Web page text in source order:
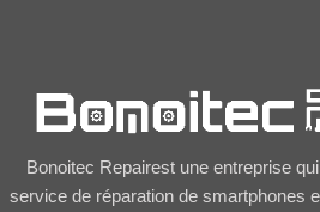
Bonoitec Repairest une entreprise
service de réparation de smartphones